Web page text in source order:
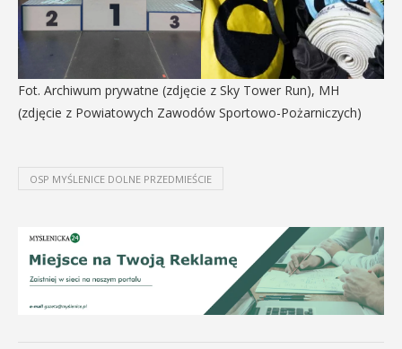
Fot. Archiwum prywatne (zdjęcie z Sky Tower Run), MH
(zdjęcie z Powiatowych Zawodów Sportowo-Pożarniczych)
OSP MYŚLENICE DOLNE PRZEDMIEŚCIE